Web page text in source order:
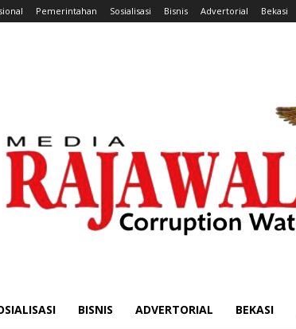
Pemerintahan Sosialisasi Bisnis Advertorial Bekasi
BISNIS ADVERTORIAL BEKASI